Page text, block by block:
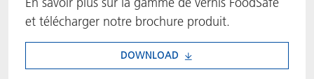
et télécharger notre brochure produit.
DOWNLOAD